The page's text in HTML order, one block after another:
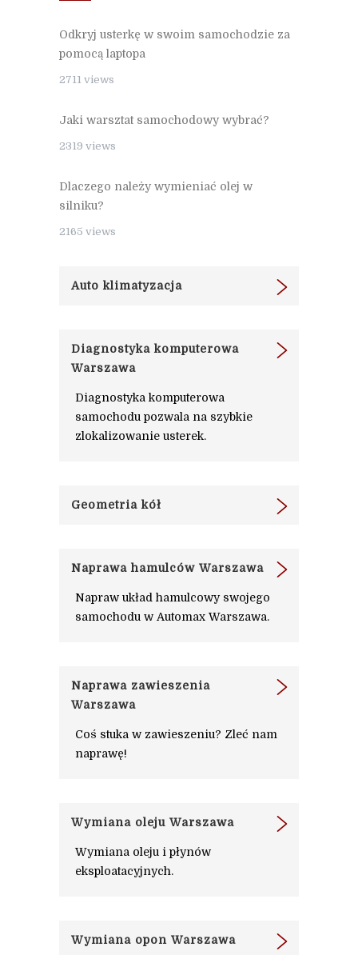
Odkryj usterkę w swoim samochodzie za
pomocą laptopa
2711 views
Jaki warsztat samochodowy wybrać?
2319 views
Dlaczego należy wymieniać olej w
silniku?
2165 views
Auto klimatyzacja
Diagnostyka komputerowa
Warszawa
Diagnostyka komputerowa
samochodu pozwala na szybkie
zlokalizowanie usterek.
Geometria kół
Naprawa hamulców Warszawa
Napraw układ hamulcowy swojego
samochodu w Automax Warszawa.
Naprawa zawieszenia
Warszawa
Coś stuka w zawieszeniu? Zleć nam
naprawę!
Wymiana oleju Warszawa
Wymiana oleju i płynów
eksploatacyjnych.
Wymiana opon Warszawa